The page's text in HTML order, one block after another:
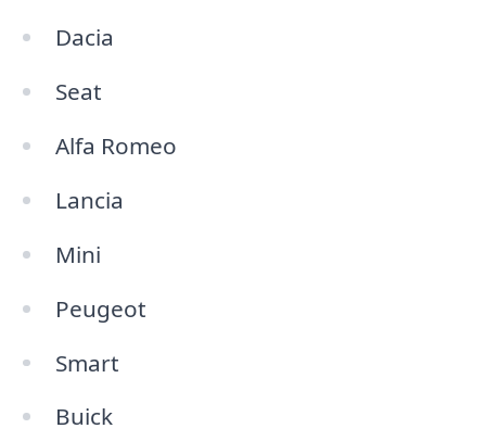
Dacia
Seat
Alfa Romeo
Lancia
Mini
Peugeot
Smart
Buick